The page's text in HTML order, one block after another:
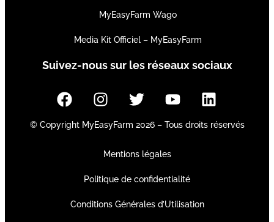
MyEasyFarm Wago
Media Kit Officiel – MyEasyFarm
Suivez-nous sur les réseaux sociaux
© Copyright MyEasyFarm 2026 – Tous droits réservés
Mentions légales
Politique de confidentialité
Conditions Générales d’Utilisation